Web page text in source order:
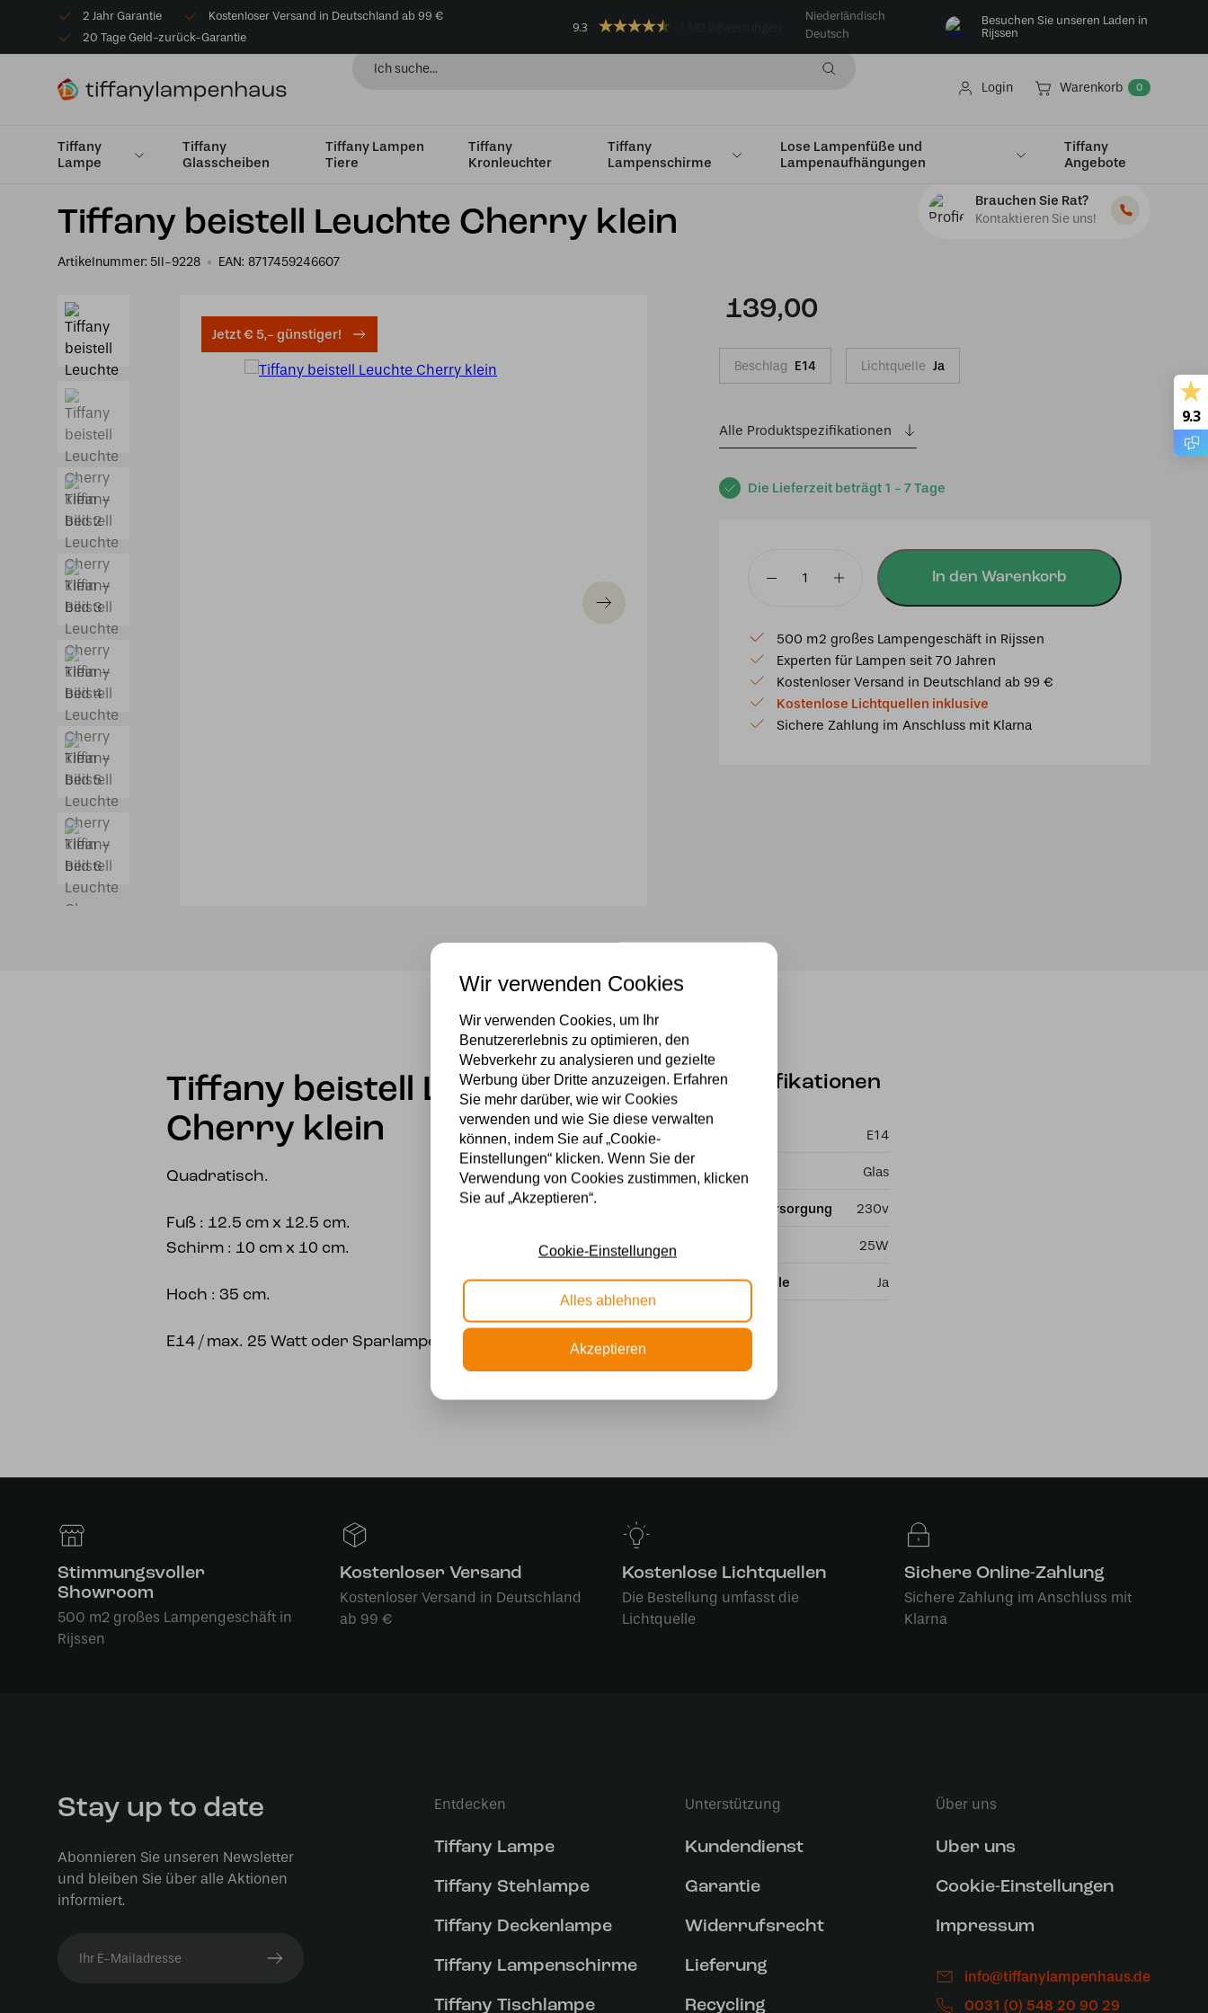
2 Jahr Garantie
Kostenloser Versand in Deutschland ab 99 €
20 Tage Geld-zurück-Garantie
9.3
Niederländisch
Deutsch
Besuchen Sie unseren Laden in
Rijssen
Login Warenkorb 0
Tiffany
Lampe
Tiffany
Glasscheiben
Tiffany Lampen
Tiere
Tiffany
Kronleuchter
Tiffany
Lampenschirme
Lose Lampenfüße und
Lampenaufhängungen
Tiffany
Angebote
Startseite Tiffany Tischlampe Tischleuchten Windlicht Tiffany beistell Leuchte Cherry klein
Tiffany beistell Leuchte Cherry klein
Artikelnummer: 5ll-9228 EAN: 8717459246607
Brauchen Sie Rat?
Kontaktieren Sie uns!
Jetzt € 5,- günstiger!
Die Lieferzeit beträgt 1 - 7 Tage
139,00
Beschlag E14 Lichtquelle Ja
Alle Produktspezifikationen
Leuchte
Cherry
klein
Menge
In den Warenkorb
500 m2 großes Lampengeschäft in Rijssen
Experten für Lampen seit 70 Jahren
Kostenloser Versand in Deutschland ab 99 €
Kostenlose Lichtquellen inklusive
Sichere Zahlung im Anschluss mit Klarna
Tiffany beistell Leuchte
Cherry klein
Quadratisch.
Fuß : 12.5 cm x 12.5 cm.
Schirm : 10 cm x 10 cm.
Hoch : 35 cm.
E14 / max. 25 Watt oder Sparlampe nach Wahl.
Spezifikationen
E14
Material Glas
Stromversorgung 230v
25W
Lichtquelle Ja
Stimmungsvoller
Showroom
500 m2 großes Lampengeschäft in
Rijssen
Kostenloser Versand
Kostenloser Versand in Deutschland
ab 99 €
Kostenlose Lichtquellen
Die Bestellung umfasst die
Lichtquelle
Sichere Online-Zahlung
Sichere Zahlung im Anschluss mit
Klarna
9.3
Stay up to date
Abonnieren Sie unseren Newsletter
und bleiben Sie über alle Aktionen
informiert.
Entdecken
Tiffany Lampe
Tiffany Stehlampe
Tiffany Deckenlampe
Tiffany Lampenschirme
Tiffany Tischlampe
Unterstützung
Kundendienst
Garantie
Widerrufsrecht
Lieferung
Recycling
Über uns
Uber uns
Cookie-Einstellungen
Impressum
info@tiffanylampenhaus.de
0031 (0) 548 20 90 29
Wir verwenden Cookies
Wir verwenden Cookies, um Ihr
Benutzererlebnis zu optimieren, den
Webverkehr zu analysieren und gezielte
Werbung über Dritte anzuzeigen. Erfahren
Sie mehr darüber, wie wir Cookies
verwenden und wie Sie diese verwalten
können, indem Sie auf „Cookie-
Einstellungen“ klicken. Wenn Sie der
Verwendung von Cookies zustimmen, klicken
Sie auf „Akzeptieren“.
Cookie-Einstellungen
Alles ablehnen
Akzeptieren